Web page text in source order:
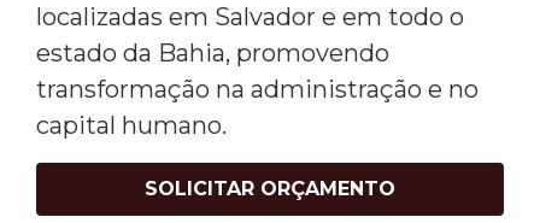
localizadas em Salvador e em todo o
estado da Bahia, promovendo
transformação na administração e no
capital humano.
SOLICITAR ORÇAMENTO